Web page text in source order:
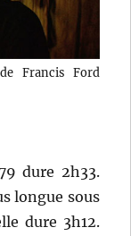
Francis Ford
dure 2h33.
longue sous
dure 3h12.